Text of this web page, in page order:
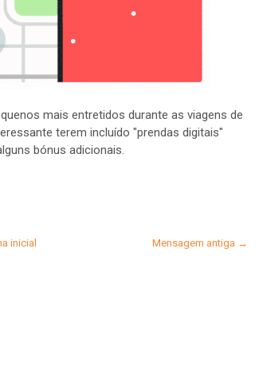
mais entretidos durante as viagens de
terem incluído "prendas digitais"
bónus adicionais.
Mensagem antiga →
inicial